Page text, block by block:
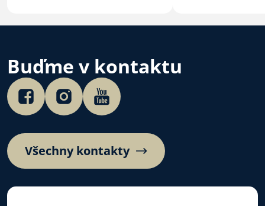
Novák, předseda Rady Církve
Buďme v kontaktu
Všechny kontakty